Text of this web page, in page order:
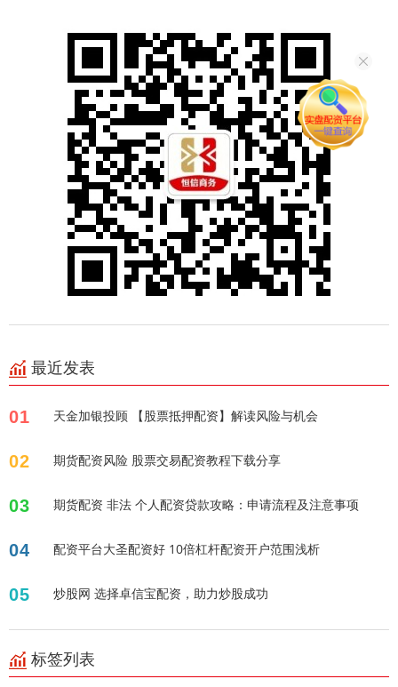
最近发表
01 天金加银投顾 【股票抵押配资】解读风险与机会
02 期货配资风险 股票交易配资教程下载分享
03 期货配资 非法 个人配资贷款攻略：申请流程及注意事项
04 配资平台大圣配资好 10倍杠杆配资开户范围浅析
05 炒股网 选择卓信宝配资，助力炒股成功
标签列表